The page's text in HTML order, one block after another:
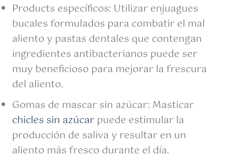
Products específicos: Utilizar enjuagues
bucales formulados para combatir el mal
aliento y pastas dentales que contengan
ingredientes antibacterianos puede ser
muy beneficioso para mejorar la frescura
del aliento.
Gomas de mascar sin azúcar: Masticar
chicles sin azúcarpuede estimular la
producción de saliva y resultar en un
aliento más fresco durante el día.